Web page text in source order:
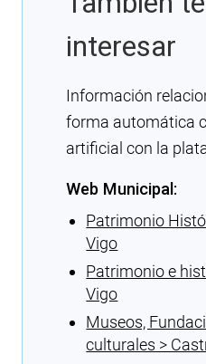
interesar
Información
forma automática
artificial con la
Web Municipal:
Patrimonio
Vigo
Patrimonio e
Vigo
Museos,
culturales >